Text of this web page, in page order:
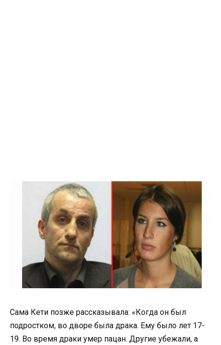
Сама Кети позже рассказывала: «Когда он был
подростком, во дворе была драка. Ему было лет 17-
19. Во время драки умер пацан. Другие убежали, а